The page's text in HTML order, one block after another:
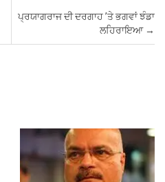
es dI
e
ਪ੍ਰਯਾਗਰਾਜ ਦੀ ਦਰਗਾਹ ’ਤੇ ਭਗਵਾਂ ਝੰਡਾ
ਲਹਿਰਾਇਆ →